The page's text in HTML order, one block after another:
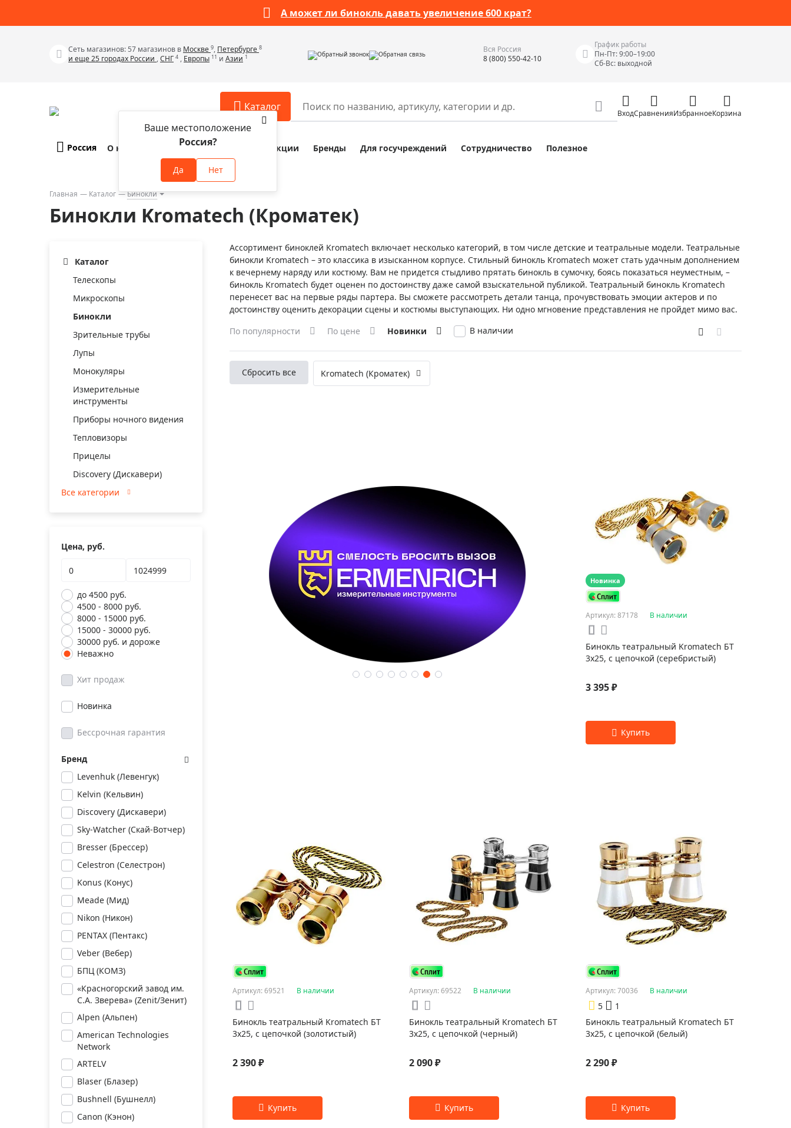
А может ли бинокль давать увеличение 600 крат?
Сеть магазинов: 57 магазинов в Москве 9, Петербурге 8
и еще 25 городах России ,СНГ 4 , Европы 11 и Азии 1 Обратный звонок Обратная связь
Вся Россия
8 (800) 550-42-10
График работы
Пн-Пт: 9:00–19:00
Сб-Вс: выходной
Каталог
Телескопы
Бинокли
Зрительные трубы
Монокуляры
Приборы ночного видения
Тепловизоры
Метеостанции, барометры, часы
Discovery (Дискавери)
Оптика для детей Levenhuk LabZZ
Подарки
Хиты продаж
Акции
Аксессуары для микроскопов
Аксессуары для зрительных труб
Аксессуары для биноклей
Аксессуары для луп
Аксессуары для приборов ночного
видения
Распродажа
ценам
Распродажа выставочных образцов
Разное
Глобусы
Глобусы интерактивные
Лазерные дальномеры
Штативы
Средства для очистки оптики
Карты, постеры, литература
Мерч
Измерительные инструменты
Приборы неразрушающего контроля
Приборы теплового контроля
Приборы для обслуживания сетей
Детекторы проводки
Прочее
ВходСравненияИзбранноеКорзина
Россия
Ваше местоположение
Россия?
Да Нет
О компании Оплата и доставка Акции Бренды Для госучреждений Сотрудничество Полезное
Главная Каталог Бинокли
Бинокли Kromatech (Кроматек)
Каталог
Телескопы
Микроскопы
Бинокли
Зрительные трубы
Лупы
Монокуляры
Измерительные
инструменты
Приборы ночного видения
Тепловизоры
Прицелы
Discovery (Дискавери)
Все категории
Цена, руб.
до 4500 руб.
4500 - 8000 руб.
8000 - 15000 руб.
15000 - 30000 руб.
30000 руб. и дороже
Неважно
Хит продаж
Новинка
Бессрочная гарантия
Бренд
Levenhuk (Левенгук)
Kelvin (Кельвин)
Discovery (Дискавери)
Sky-Watcher (Скай-Вотчер)
Bresser (Брессер)
Celestron (Селестрон)
Konus (Конус)
Meade (Мид)
Nikon (Никон)
PENTAX (Пентакс)
Veber (Вебер)
БПЦ (КОМЗ)
«Красногорский завод им.
С.А. Зверева» (Zenit/Зенит)
Alpen (Альпен)
American Technologies
Network
ARTELV
Blaser (Блазер)
Bushnell (Бушнелл)
Canon (Кэнон)
Ассортимент биноклей Kromatech включает несколько категорий, в том числе детские и театральные модели. Театральные
бинокли Kromatech – это классика в изысканном корпусе. Стильный бинокль Kromatech может стать удачным дополнением
к вечернему наряду или костюму. Вам не придется стыдливо прятать бинокль в сумочку, боясь показаться неуместным, –
бинокль Kromatech будет оценен по достоинству даже самой взыскательной публикой. Театральный бинокль Kromatech
перенесет вас на первые ряды партера. Вы сможете рассмотреть детали танца, прочувствовать эмоции актеров и по
достоинству оценить декорации сцены и костюмы выступающих. Ни одно мгновение представления не пройдет мимо вас.
По популярности
По цене Новинки В наличии
Сбросить все Kromatech (Кроматек)
Новинка
Артикул: 87178 В наличии
Бинокль театральный Kromatech БТ
3х25, с цепочкой (серебристый)
3 395 ₽
Артикул: 69521 В наличии
Бинокль театральный Kromatech БТ
3x25, с цепочкой (золотистый)
2 390 ₽
Артикул: 69522 В наличии
Бинокль театральный Kromatech БТ
3x25, с цепочкой (черный)
2 090 ₽
Артикул: 70036 В наличии
5
1
Бинокль театральный Kromatech БТ
3x25, с цепочкой (белый)
2 290 ₽